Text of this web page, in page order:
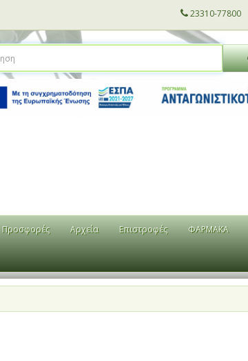
23310-77800
Προσφορές Αρχεία Επιστροφές ΦΑΡΜΑΚΑ